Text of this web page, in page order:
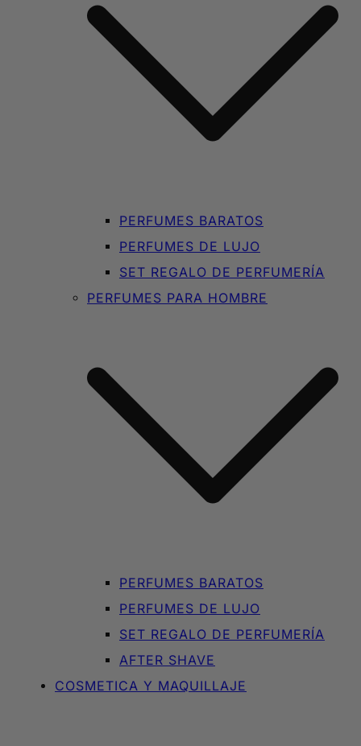
PERFUMES BARATOS
PERFUMES DE LUJO
SET REGALO DE PERFUMERÍA
PERFUMES PARA HOMBRE
PERFUMES BARATOS
PERFUMES DE LUJO
SET REGALO DE PERFUMERÍA
AFTER SHAVE
COSMETICA Y MAQUILLAJE